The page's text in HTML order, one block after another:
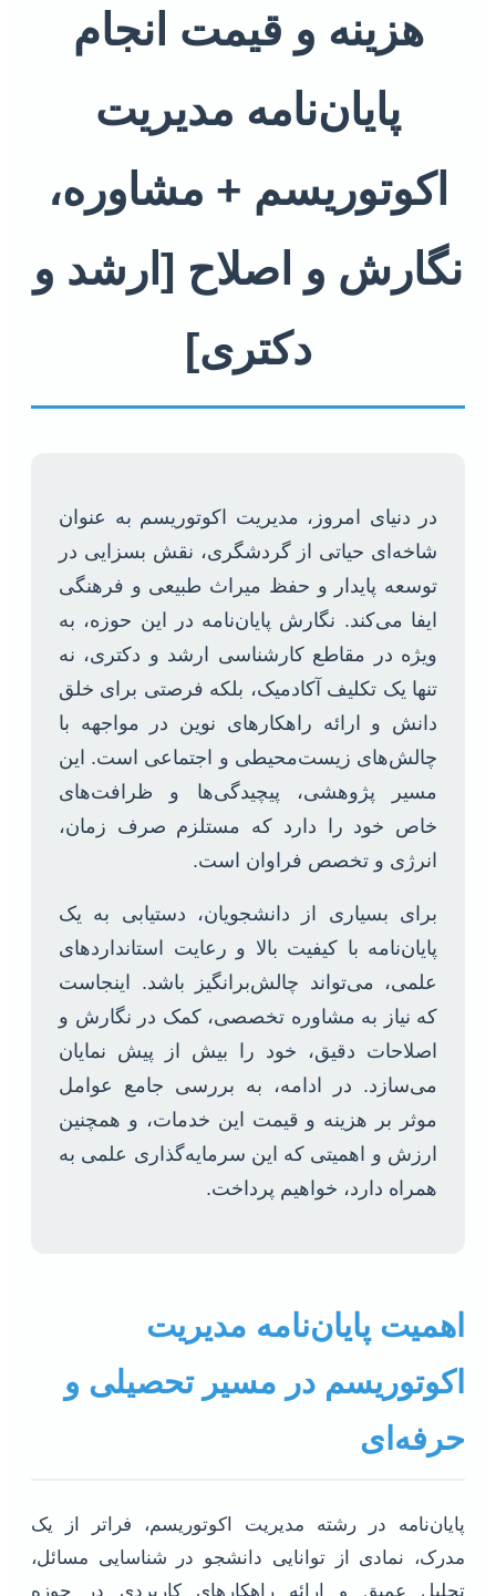
هزینه و قیمت انجام
پایان‌نامه مدیریت
اکوتوریسم + مشاوره،
نگارش و اصلاح [ارشد و
دکتری]
در دنیای امروز، مدیریت اکوتوریسم به عنوان
شاخه‌ای حیاتی از گردشگری، نقش بسزایی در
توسعه پایدار و حفظ میراث طبیعی و فرهنگی
ایفا می‌کند. نگارش پایان‌نامه در این حوزه، به
ویژه در مقاطع کارشناسی ارشد و دکتری، نه
تنها یک تکلیف آکادمیک، بلکه فرصتی برای خلق
دانش و ارائه راهکارهای نوین در مواجهه با
چالش‌های زیست‌محیطی و اجتماعی است. این
مسیر پژوهشی، پیچیدگی‌ها و ظرافت‌های
خاص خود را دارد که مستلزم صرف زمان،
انرژی و تخصص فراوان است.
برای بسیاری از دانشجویان، دستیابی به یک
پایان‌نامه با کیفیت بالا و رعایت استانداردهای
علمی، می‌تواند چالش‌برانگیز باشد. اینجاست
که نیاز به مشاوره تخصصی، کمک در نگارش و
اصلاحات دقیق، خود را بیش از پیش نمایان
می‌سازد. در ادامه، به بررسی جامع عوامل
موثر بر هزینه و قیمت این خدمات، و همچنین
ارزش و اهمیتی که این سرمایه‌گذاری علمی به
همراه دارد، خواهیم پرداخت.
اهمیت پایان‌نامه مدیریت
اکوتوریسم در مسیر تحصیلی و
حرفه‌ای
پایان‌نامه در رشته مدیریت اکوتوریسم، فراتر از یک
مدرک، نمادی از توانایی دانشجو در شناسایی مسائل،
تحلیل عمیق و ارائه راهکارهای کاربردی در حوزه